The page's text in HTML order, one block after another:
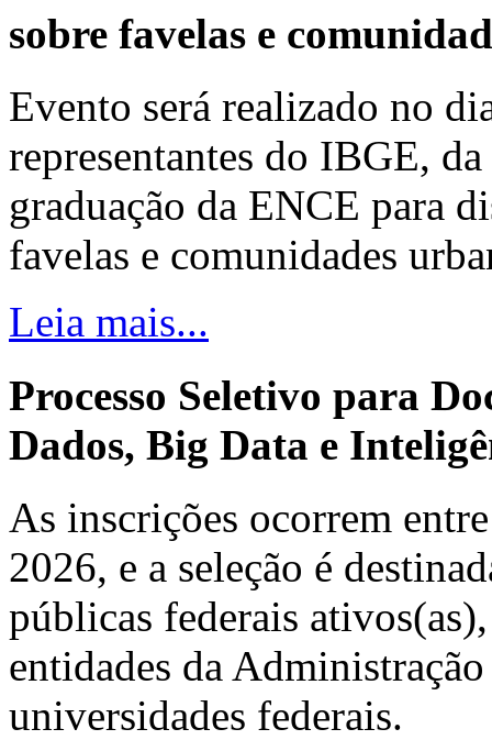
sobre favelas e
Evento será realizado no
representantes do IBGE,
graduação da ENCE para
favelas e comunidades
Leia mais...
Processo Seletivo para
Dados, Big Data e
As inscrições ocorrem
2026, e a seleção é
públicas federais
entidades da
universidades federais.